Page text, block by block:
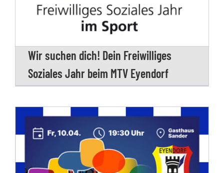
Wir suchen dich! Dein Freiwilliges
Soziales Jahr beim MTV Eyendorf